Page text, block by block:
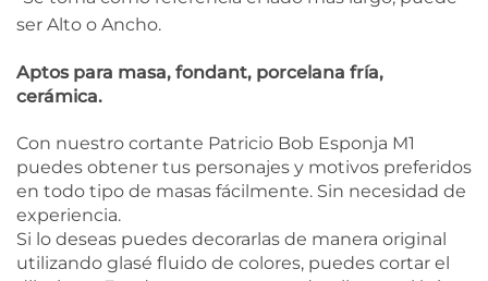
ser Alto o Ancho.
Aptos para masa, fondant, porcelana fría,
cerámica.
Con nuestro cortante Patricio Bob Esponja M1
puedes obtener tus personajes y motivos preferidos
en todo tipo de masas fácilmente. Sin necesidad de
experiencia.
Si lo deseas puedes decorarlas de manera original
utilizando glasé fluido de colores, puedes cortar el